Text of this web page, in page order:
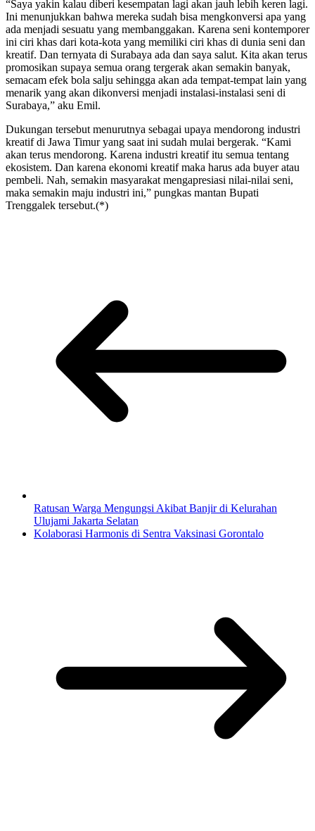
“Saya yakin kalau diberi kesempatan lagi akan jauh lebih keren lagi.
Ini menunjukkan bahwa mereka sudah bisa mengkonversi apa yang
ada menjadi sesuatu yang membanggakan. Karena seni kontemporer
ini ciri khas dari kota-kota yang memiliki ciri khas di dunia seni dan
kreatif. Dan ternyata di Surabaya ada dan saya salut. Kita akan terus
promosikan supaya semua orang tergerak akan semakin banyak,
semacam efek bola salju sehingga akan ada tempat-tempat lain yang
menarik yang akan dikonversi menjadi instalasi-instalasi seni di
Surabaya,” aku Emil.
Dukungan tersebut menurutnya sebagai upaya mendorong industri
kreatif di Jawa Timur yang saat ini sudah mulai bergerak. “Kami
akan terus mendorong. Karena industri kreatif itu semua tentang
ekosistem. Dan karena ekonomi kreatif maka harus ada buyer atau
pembeli. Nah, semakin masyarakat mengapresiasi nilai-nilai seni,
maka semakin maju industri ini,” pungkas mantan Bupati
Trenggalek tersebut.(*)
Ratusan Warga Mengungsi Akibat Banjir di Kelurahan
Ulujami Jakarta Selatan
Kolaborasi Harmonis di Sentra Vaksinasi Gorontalo